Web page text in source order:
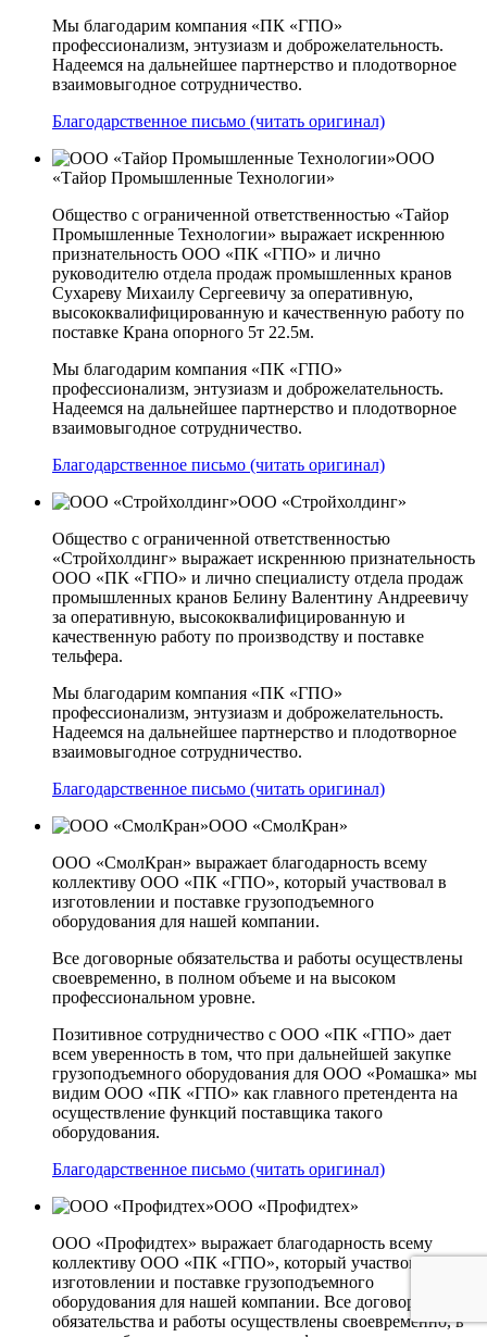
Мы благодарим компания «ПК «ГПО»
профессионализм, энтузиазм и доброжелательность.
Надеемся на дальнейшее партнерство и плодотворное
взаимовыгодное сотрудничество.
Благодарственное письмо (читать оригинал)
ООО
«Тайор Промышленные Технологии»
Общество с ограниченной ответственностью «Тайор
Промышленные Технологии» выражает искреннюю
признательность ООО «ПК «ГПО» и лично
руководителю отдела продаж промышленных кранов
Сухареву Михаилу Сергеевичу за оперативную,
высококвалифицированную и качественную работу по
поставке Крана опорного 5т 22.5м.
Мы благодарим компания «ПК «ГПО»
профессионализм, энтузиазм и доброжелательность.
Надеемся на дальнейшее партнерство и плодотворное
взаимовыгодное сотрудничество.
Благодарственное письмо (читать оригинал)
ООО «Стройхолдинг»
Общество с ограниченной ответственностью
«Стройхолдинг» выражает искреннюю признательность
ООО «ПК «ГПО» и лично специалисту отдела продаж
промышленных кранов Белину Валентину Андреевичу
за оперативную, высококвалифицированную и
качественную работу по производству и поставке
тельфера.
Мы благодарим компания «ПК «ГПО»
профессионализм, энтузиазм и доброжелательность.
Надеемся на дальнейшее партнерство и плодотворное
взаимовыгодное сотрудничество.
Благодарственное письмо (читать оригинал)
ООО «СмолКран»
ООО «СмолКран» выражает благодарность всему
коллективу ООО «ПК «ГПО», который участвовал в
изготовлении и поставке грузоподъемного
оборудования для нашей компании.
Все договорные обязательства и работы осуществлены
своевременно, в полном объеме и на высоком
профессиональном уровне.
Позитивное сотрудничество с ООО «ПК «ГПО» дает
всем уверенность в том, что при дальнейшей закупке
грузоподъемного оборудования для ООО «Ромашка» мы
видим ООО «ПК «ГПО» как главного претендента на
осуществление функций поставщика такого
оборудования.
Благодарственное письмо (читать оригинал)
ООО «Профидтех»
ООО «Профидтех» выражает благодарность всему
коллективу ООО «ПК «ГПО», который участвовал в
изготовлении и поставке грузоподъемного
оборудования для нашей компании. Все договорные
обязательства и работы осуществлены своевременно, в